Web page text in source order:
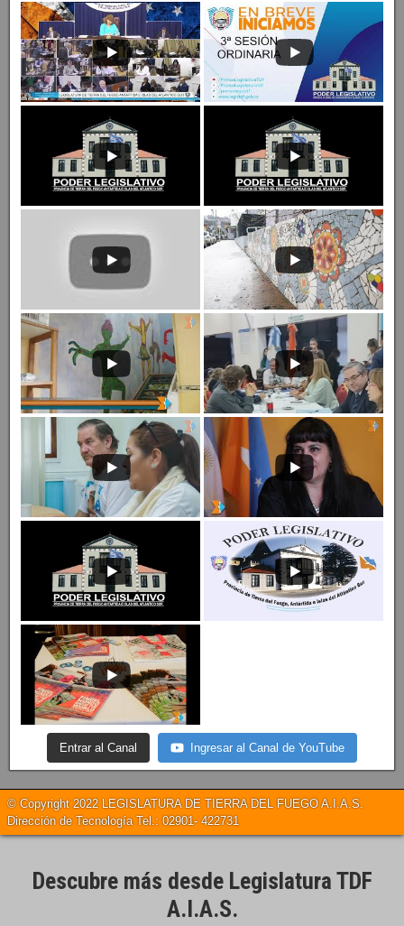
Entrar al Canal Ingresar al Canal de YouTube
© Copyright 2022 LEGISLATURA DE TIERRA DEL FUEGO A.I.A.S.
Dirección de Tecnología Tel.: 02901- 422731
Descubre más desde Legislatura TDF
A.I.A.S.